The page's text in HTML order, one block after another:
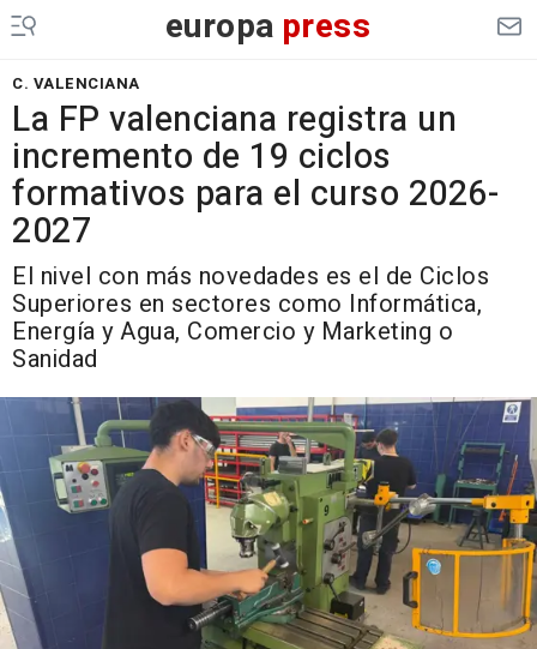
europa press
C. VALENCIANA
La FP valenciana registra un
incremento de 19 ciclos
formativos para el curso 2026-
2027
El nivel con más novedades es el de Ciclos
Superiores en sectores como Informática,
Energía y Agua, Comercio y Marketing o
Sanidad